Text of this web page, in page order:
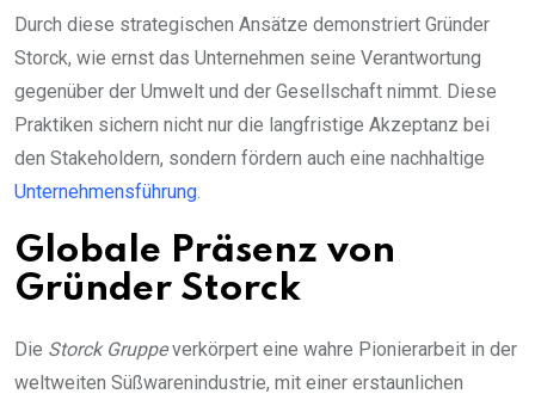
Durch diese strategischen Ansätze demonstriert Gründer
Storck, wie ernst das Unternehmen seine Verantwortung
gegenüber der Umwelt und der Gesellschaft nimmt. Diese
Praktiken sichern nicht nur die langfristige Akzeptanz bei
den Stakeholdern, sondern fördern auch eine nachhaltige
Unternehmensführung.
Globale Präsenz von
Gründer Storck
Die Storck Gruppeverkörpert eine wahre Pionierarbeit in der
weltweiten Süßwarenindustrie, mit einer erstaunlichen